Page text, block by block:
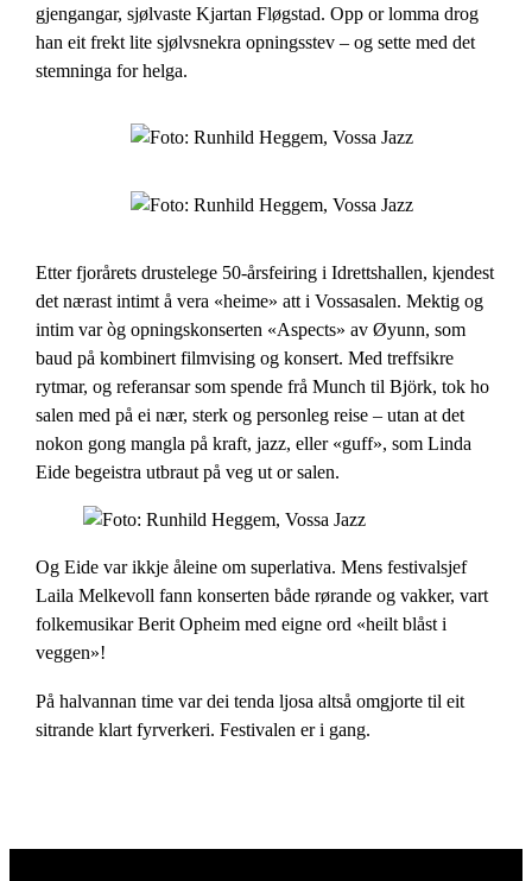
gjengangar, sjølvaste Kjartan Fløgstad. Opp or lomma drog
han eit frekt lite sjølvsnekra opningsstev – og sette med det
stemninga for helga.
Etter fjorårets drustelege 50-årsfeiring i Idrettshallen, kjendest
det nærast intimt å vera «heime» att i Vossasalen. Mektig og
intim var òg opningskonserten «Aspects» av Øyunn, som
baud på kombinert filmvising og konsert. Med treffsikre
rytmar, og referansar som spende frå Munch til Björk, tok ho
salen med på ei nær, sterk og personleg reise – utan at det
nokon gong mangla på kraft, jazz, eller «guff», som Linda
Eide begeistra utbraut på veg ut or salen.
Og Eide var ikkje åleine om superlativa. Mens festivalsjef
Laila Melkevoll fann konserten både rørande og vakker, vart
folkemusikar Berit Opheim med eigne ord «heilt blåst i
veggen»!
På halvannan time var dei tenda ljosa altså omgjorte til eit
sitrande klart fyrverkeri. Festivalen er i gang.